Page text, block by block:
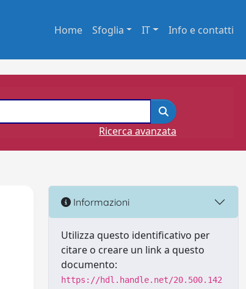
Home Sfoglia IT Info e contatti
Ricerca avanzata
Informazioni
Utilizza questo identificativo per
citare o creare un link a questo
documento:
https://hdl.handle.net/20.500.142